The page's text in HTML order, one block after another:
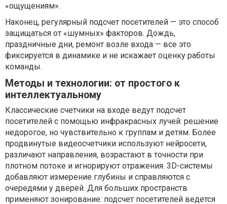
«ощущениям».
Наконец, регулярный подсчет посетителей — это способ
защищаться от «шумных» факторов. Дождь,
праздничные дни, ремонт возле входа — все это
фиксируется в динамике и не искажает оценку работы
команды.
Методы и технологии: от простого к
интеллектуальному
Классические счетчики на входе ведут подсчет
посетителей с помощью инфракрасных лучей: решение
недорогое, но чувствительно к группам и детям. Более
продвинутые видеосчетчики используют нейросети,
различают направления, возрастают в точности при
плотном потоке и игнорируют отражения. 3D-системы
добавляют измерение глубины и справляются с
очередями у дверей. Для больших пространств
применяют зонирование: подсчет посетителей ведется